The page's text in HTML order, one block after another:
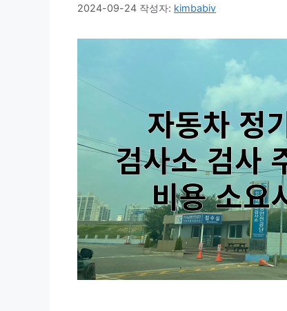
2024-09-24 작성자: kimbabiv